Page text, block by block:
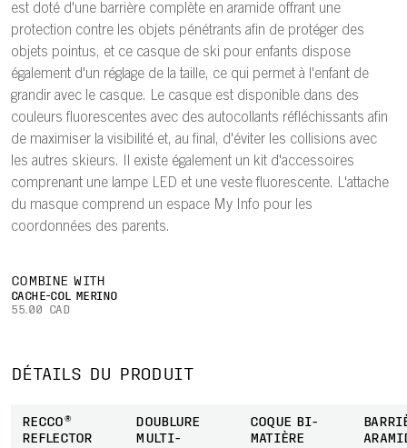
est doté d'une barrière complète en aramide offrant une
protection contre les objets pénétrants afin de protéger des
objets pointus, et ce casque de ski pour enfants dispose
également d'un réglage de la taille, ce qui permet à l'enfant de
grandir avec le casque. Le casque est disponible dans des
couleurs fluorescentes avec des autocollants réfléchissants afin
de maximiser la visibilité et, au final, d'éviter les collisions avec
les autres skieurs. Il existe également un kit d'accessoires
comprenant une lampe LED et une veste fluorescente. L'attache
du masque comprend un espace My Info pour les
coordonnées des parents.
COMBINE WITH
CACHE-COL MERINO
55.00 CAD
DÉTAILS DU PRODUIT
RECCO®
REFLECTOR
DOUBLURE
MULTI-
COQUE BI-
MATIÈRE